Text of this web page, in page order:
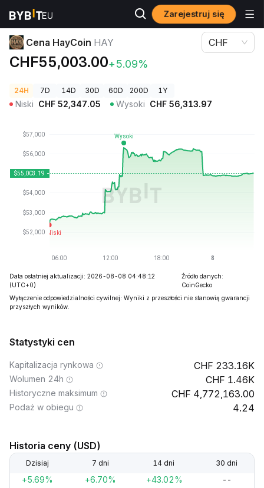
Zarejestruj się
Ceny kryptowalut Cena HayCoin HAY
Cena HayCoin HAY
CHF55,003.00+5.09%
CHF
24H 7D 14D 30D 60D 200D 1Y
Niski CHF 52,347.05 Wysoki CHF 56,313.97
Data ostatniej aktualizacji: 2026-08-08 04:48:12
(UTC+0)
Źródło danych:
CoinGecko
Wyłączenie odpowiedzialności cywilnej: Wyniki z przeszłości nie stanowią gwarancji
przyszłych wyników.
Statystyki cen
Kapitalizacja rynkowa 233.16K
Wolumen 24h 1.46K
Historyczne maksimum 4,772,163.00
Podaż w obiegu 4.24
Historia ceny (USD)
Dzisiaj 7 dni 14 dni 30 dni
+5.69% +6.70% +43.02% --